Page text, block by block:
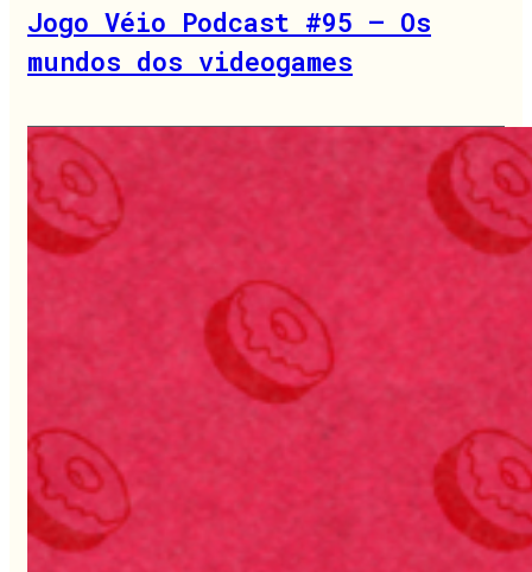
Jogo Véio Podcast #95 – Os
mundos dos videogames